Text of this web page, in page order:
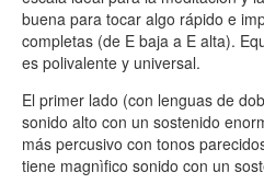
buena para tocar algo rápido e
completas (de E baja a E alta).
es polivalente y universal.
El primer lado (con lenguas de
sonido alto con un sostenido
más percusivo con tonos
tiene magnìfico sonido con un